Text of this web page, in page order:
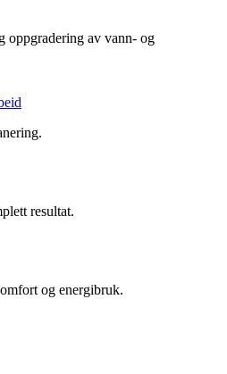
oppgradering av vann- og
resultat.
og energibruk.